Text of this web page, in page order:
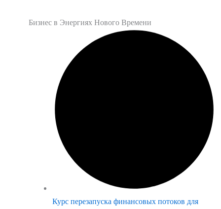
Бизнес в Энергиях Нового Времени
Курс перезапуска финансовых потоков для